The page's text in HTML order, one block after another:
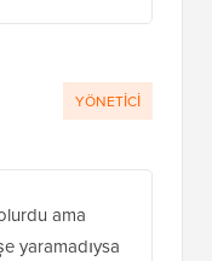
ama
yaramadıysa
YÖNETICI